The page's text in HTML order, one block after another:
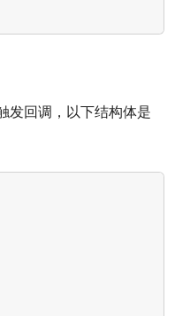
发回调，以下结构体是